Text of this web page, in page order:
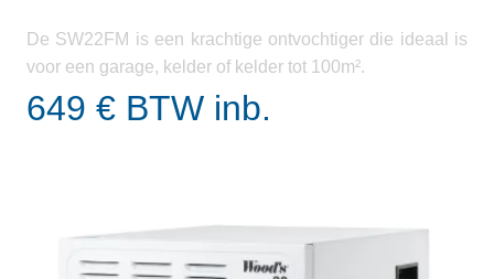
De SW22FM is een krachtige ontvochtiger die ideaal is
voor een garage, kelder of kelder tot 100m².
649 € BTW inb.